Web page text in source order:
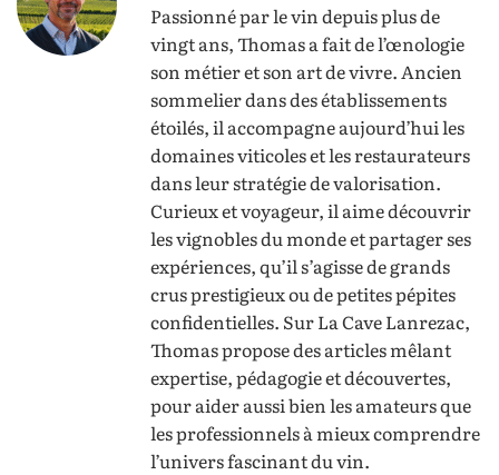
Passionné par le vin depuis plus de
vingt ans, Thomas a fait de l’œnologie
son métier et son art de vivre. Ancien
sommelier dans des établissements
étoilés, il accompagne aujourd’hui les
domaines viticoles et les restaurateurs
dans leur stratégie de valorisation.
Curieux et voyageur, il aime découvrir
les vignobles du monde et partager ses
expériences, qu’il s’agisse de grands
crus prestigieux ou de petites pépites
confidentielles. Sur La Cave Lanrezac,
Thomas propose des articles mêlant
expertise, pédagogie et découvertes,
pour aider aussi bien les amateurs que
les professionnels à mieux comprendre
l’univers fascinant du vin.